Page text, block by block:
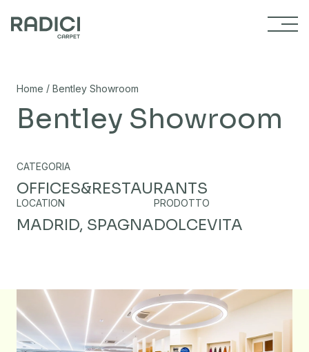
Home / Bentley Showroom
Bentley Showroom
CATEGORIA
OFFICES&RESTAURANTS
LOCATION
MADRID, SPAGNA
PRODOTTO
DOLCEVITA